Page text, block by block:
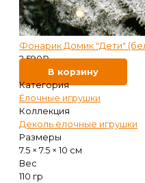
Фонарик Домик "Дети"
2 590₽
В корзину
Категория
Ёлочные игрушки
Коллекция
Деколь ёлочные игрушки
Размеры
7.5 × 7.5 × 10 см
Вес
110 гр